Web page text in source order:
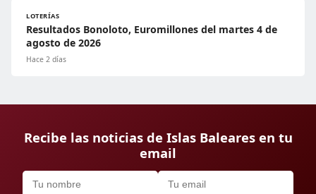
LOTERÍAS
Resultados Bonoloto, Euromillones del martes 4 de
agosto de 2026
Hace 2 días
Recibe las noticias de Islas Baleares en tu
email